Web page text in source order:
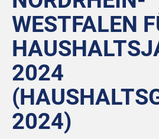
WESTFALEN
2024
2024)